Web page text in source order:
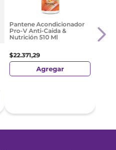
Pantene Acondicionador
Pro-V Anti-Caida &
Nutrición 510 Ml
$22.371,29
Agregar